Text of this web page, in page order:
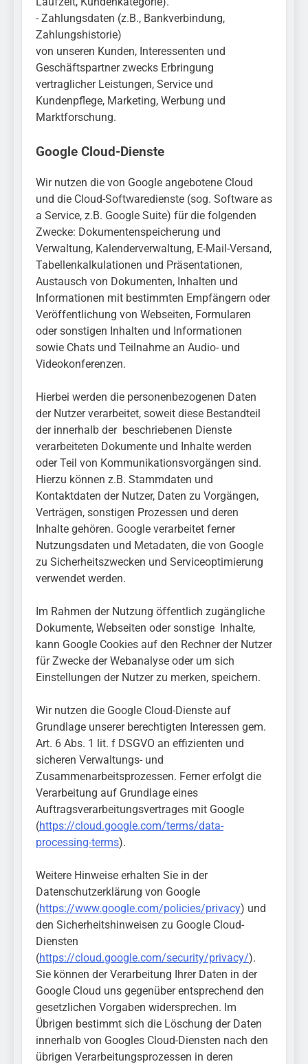
- Zahlungsdaten (z.B., Bankverbindung,
Zahlungshistorie)
von unseren Kunden, Interessenten und
Geschäftspartner zwecks Erbringung
vertraglicher Leistungen, Service und
Kundenpflege, Marketing, Werbung und
Marktforschung.
Google Cloud-Dienste
Wir nutzen die von Google angebotene Cloud
und die Cloud-Softwaredienste (sog. Software as
a Service, z.B. Google Suite) für die folgenden
Zwecke: Dokumentenspeicherung und
Verwaltung, Kalenderverwaltung, E-Mail-Versand,
Tabellenkalkulationen und Präsentationen,
Austausch von Dokumenten, Inhalten und
Informationen mit bestimmten Empfängern oder
Veröffentlichung von Webseiten, Formularen
oder sonstigen Inhalten und Informationen
sowie Chats und Teilnahme an Audio- und
Videokonferenzen.
Hierbei werden die personenbezogenen Daten
der Nutzer verarbeitet, soweit diese Bestandteil
der innerhalb der beschriebenen Dienste
verarbeiteten Dokumente und Inhalte werden
oder Teil von Kommunikationsvorgängen sind.
Hierzu können z.B. Stammdaten und
Kontaktdaten der Nutzer, Daten zu Vorgängen,
Verträgen, sonstigen Prozessen und deren
Inhalte gehören. Google verarbeitet ferner
Nutzungsdaten und Metadaten, die von Google
zu Sicherheitszwecken und Serviceoptimierung
verwendet werden.
Im Rahmen der Nutzung öffentlich zugängliche
Dokumente, Webseiten oder sonstige Inhalte,
kann Google Cookies auf den Rechner der Nutzer
für Zwecke der Webanalyse oder um sich
Einstellungen der Nutzer zu merken, speichern.
Wir nutzen die Google Cloud-Dienste auf
Grundlage unserer berechtigten Interessen gem.
Art. 6 Abs. 1 lit. f DSGVO an effizienten und
sicheren Verwaltungs- und
Zusammenarbeitsprozessen. Ferner erfolgt die
Verarbeitung auf Grundlage eines
Auftragsverarbeitungsvertrages mit Google
(https://cloud.google.com/terms/data-
processing-terms).
Weitere Hinweise erhalten Sie in der
Datenschutzerklärung von Google
(https://www.google.com/policies/privacy) und
den Sicherheitshinweisen zu Google Cloud-
Diensten
(https://cloud.google.com/security/privacy/).
Sie können der Verarbeitung Ihrer Daten in der
Google Cloud uns gegenüber entsprechend den
gesetzlichen Vorgaben widersprechen. Im
Übrigen bestimmt sich die Löschung der Daten
innerhalb von Googles Cloud-Diensten nach den
übrigen Verarbeitungsprozessen in deren